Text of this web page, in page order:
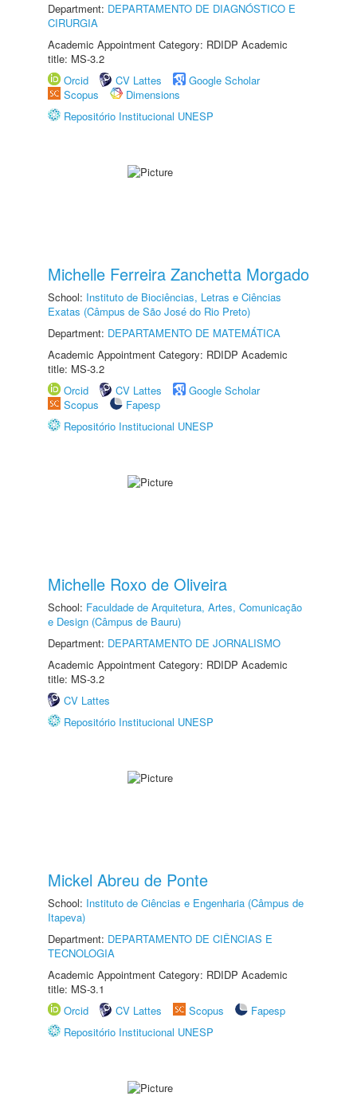
Department: DEPARTAMENTO DE DIAGNÓSTICO E
CIRURGIA
Academic Appointment Category: RDIDP Academic
title: MS-3.2
Orcid
CV Lattes
Google Scholar
Scopus
Dimensions
Repositório Institucional UNESP
Michelle Ferreira Zanchetta Morgado
School: Instituto de Biociências, Letras e Ciências
Exatas (Câmpus de São José do Rio Preto)
Department: DEPARTAMENTO DE MATEMÁTICA
Academic Appointment Category: RDIDP Academic
title: MS-3.2
Orcid
CV Lattes
Google Scholar
Scopus
Fapesp
Repositório Institucional UNESP
Michelle Roxo de Oliveira
School: Faculdade de Arquitetura, Artes, Comunicação
e Design (Câmpus de Bauru)
Department: DEPARTAMENTO DE JORNALISMO
Academic Appointment Category: RDIDP Academic
title: MS-3.2
CV Lattes
Repositório Institucional UNESP
Mickel Abreu de Ponte
School: Instituto de Ciências e Engenharia (Câmpus de
Itapeva)
Department: DEPARTAMENTO DE CIÊNCIAS E
TECNOLOGIA
Academic Appointment Category: RDIDP Academic
title: MS-3.1
Orcid
CV Lattes Scopus
Fapesp
Repositório Institucional UNESP